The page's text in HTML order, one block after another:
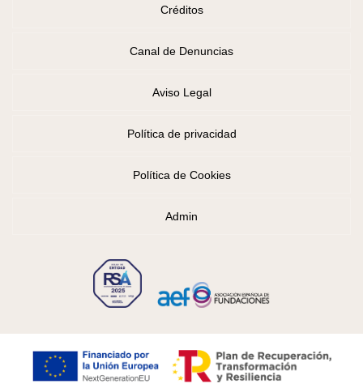
Créditos
Canal de Denuncias
Aviso Legal
Política de privacidad
Política de Cookies
Admin